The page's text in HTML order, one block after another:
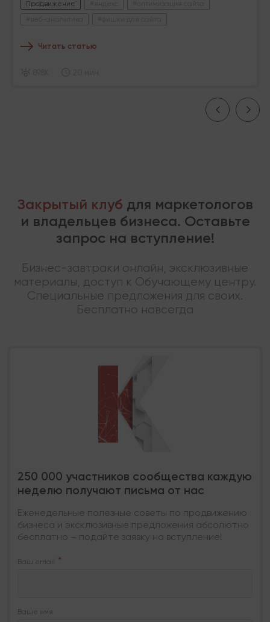
Продвижение
Читать статью
Закрытый клуб для маркетологов
и владельцев бизнеса. Оставьте
запрос на вступление!
Бизнес-завтраки онлайн, эксклюзивные
материалы, доступ к Обучающему центру.
Специальные предложения для своих.
Бесплатно навсегда
250 000 участников сообщества каждую
неделю получают письма от нас
Еженедельные полезные советы по продвижению
бизнеса и эксклюзивные предложения абсолютно
бесплатно – подайте заявку на вступление!
Ваш email
Ваше имя